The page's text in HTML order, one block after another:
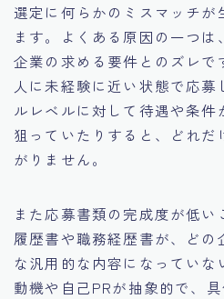
選定に何らかのミスマッチが
ます。よくある原因の一つ
企業の求める要件とのズレで
人に未経験に近い状態で応
ルレベルに対して待遇や条件
狙っていたりすると、どれだ
がりません。
また応募書類の完成度が低い
履歴書や職務経歴書が、どの
な汎用的な内容になってい
動機や自己PRが抽象的で、